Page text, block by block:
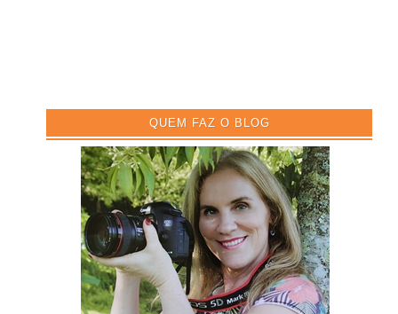
QUEM FAZ O BLOG